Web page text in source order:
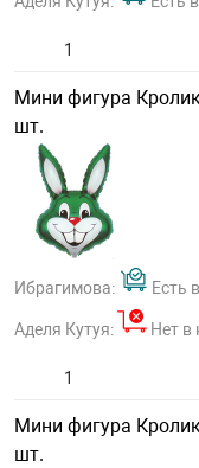
Мини фигура
шт.
Ибрагимова: Есть
Аделя Кутуя: Нет в
Мини фигура
шт.